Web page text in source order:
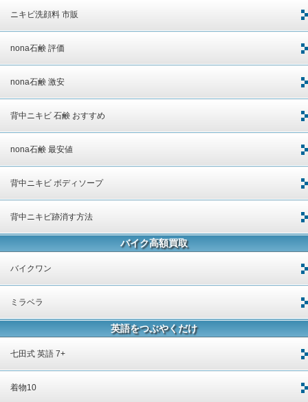
ニキビ洗顔料 市販
nona石鹸 評価
nona石鹸 激安
背中ニキビ 石鹸 おすすめ
nona石鹸 最安値
背中ニキビ ボディソープ
背中ニキビ跡消す方法
バイク高額買取
バイクワン
ミラベラ
英語をつぶやくだけ
七田式 英語 7+
着物10